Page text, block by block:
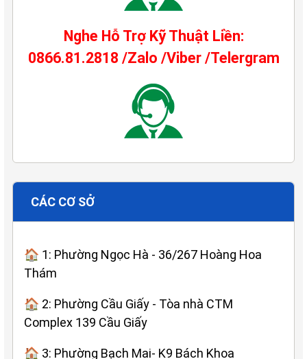
Nghe Hỗ Trợ Kỹ Thuật Liền:
0866.81.2818 /Zalo /Viber /Telergram
CÁC CƠ SỞ
🏠 1: Phường Ngọc Hà - 36/267 Hoàng Hoa
Thám
🏠 2: Phường Cầu Giấy - Tòa nhà CTM
Complex 139 Cầu Giấy
🏠 3: Phường Bạch Mai- K9 Bách Khoa